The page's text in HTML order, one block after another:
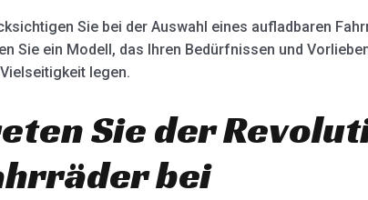
Sie bei der Auswahl eines aufladbaren
Sie ein Modell, das Ihren Bedürfnissen und
legen.
Sie der
bei